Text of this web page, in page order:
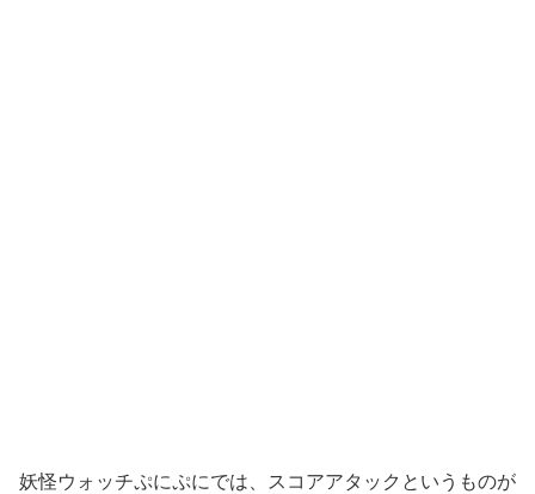
妖怪ウォッチぷにぷにでは、スコアアタックというものが